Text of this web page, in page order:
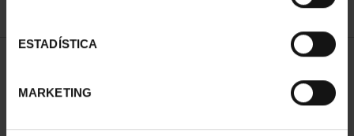
ESTADÍSTICA
MARKETING